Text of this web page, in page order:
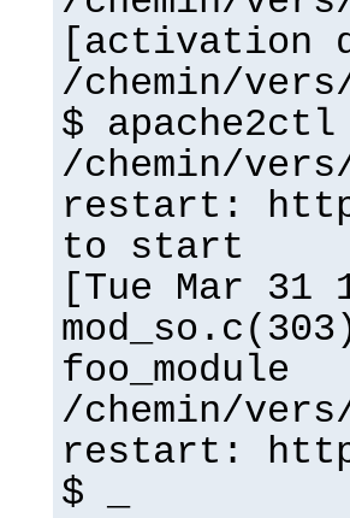
[activation
/chemin/
$
/chemin/
restart:
to start
[Tue Mar 31
foo_module
/chemin/
restart:
$ _